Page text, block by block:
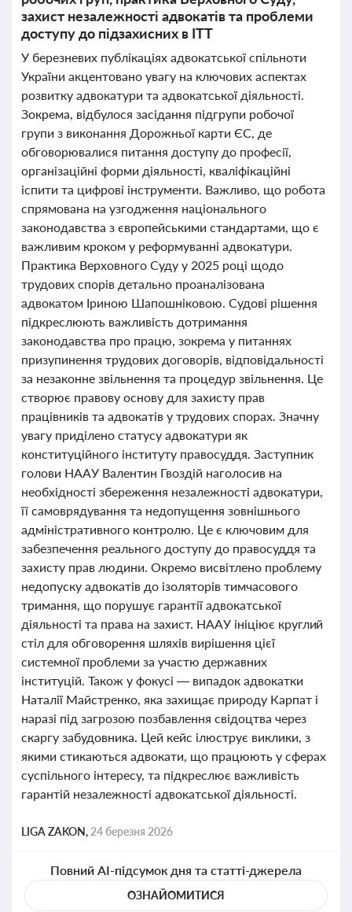
захист незалежності адвокатів та проблеми
доступу до підзахисних в ІТТ
У березневих публікаціях адвокатської спільноти
України акцентовано увагу на ключових аспектах
розвитку адвокатури та адвокатської діяльності.
Зокрема, відбулося засідання підгрупи робочої
групи з виконання Дорожньої карти ЄС, де
обговорювалися питання доступу до професії,
організаційні форми діяльності, кваліфікаційні
іспити та цифрові інструменти. Важливо, що робота
спрямована на узгодження національного
законодавства з європейськими стандартами, що є
важливим кроком у реформуванні адвокатури.
Практика Верховного Суду у 2025 році щодо
трудових спорів детально проаналізована
адвокатом Іриною Шапошніковою. Судові рішення
підкреслюють важливість дотримання
законодавства про працю, зокрема у питаннях
призупинення трудових договорів, відповідальності
за незаконне звільнення та процедур звільнення. Це
створює правову основу для захисту прав
працівників та адвокатів у трудових спорах. Значну
увагу приділено статусу адвокатури як
конституційного інституту правосуддя. Заступник
голови НААУ Валентин Гвоздій наголосив на
необхідності збереження незалежності адвокатури,
її самоврядування та недопущення зовнішнього
адміністративного контролю. Це є ключовим для
забезпечення реального доступу до правосуддя та
захисту прав людини. Окремо висвітлено проблему
недопуску адвокатів до ізоляторів тимчасового
тримання, що порушує гарантії адвокатської
діяльності та права на захист. НААУ ініціює круглий
стіл для обговорення шляхів вирішення цієї
системної проблеми за участю державних
інституцій. Також у фокусі — випадок адвокатки
Наталії Майстренко, яка захищає природу Карпат і
наразі під загрозою позбавлення свідоцтва через
скаргу забудовника. Цей кейс ілюструє виклики, з
якими стикаються адвокати, що працюють у сферах
суспільного інтересу, та підкреслює важливість
гарантій незалежності адвокатської діяльності.
LIGA ZAKON, 24 березня 2026
Повний AI-підсумок дня та статті-джерела
ОЗНАЙОМИТИСЯ